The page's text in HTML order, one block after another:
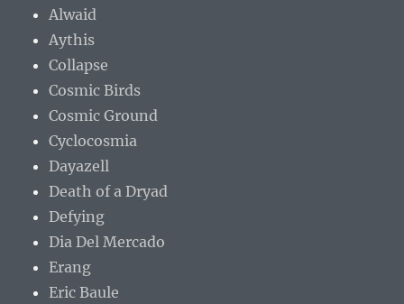
Alwaid
Aythis
Collapse
Cosmic Birds
Cosmic Ground
Cyclocosmia
Dayazell
Death of a Dryad
Defying
Dia Del Mercado
Erang
Eric Baule